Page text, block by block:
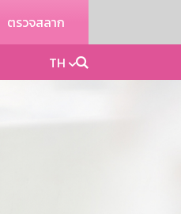
ตรวจสลาก
TH